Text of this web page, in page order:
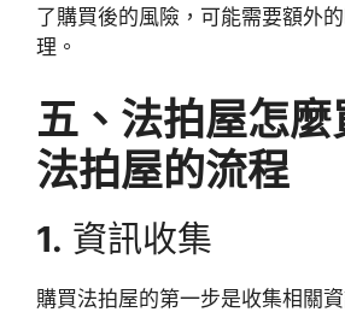
了購買後的風險，可能需要額外
理。
五、法拍屋怎麼
法拍屋的流程
1. 資訊收集
購買法拍屋的第一步是收集相關